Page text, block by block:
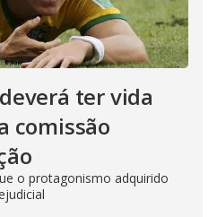
ter vida
comissão
o protagonismo adquirido